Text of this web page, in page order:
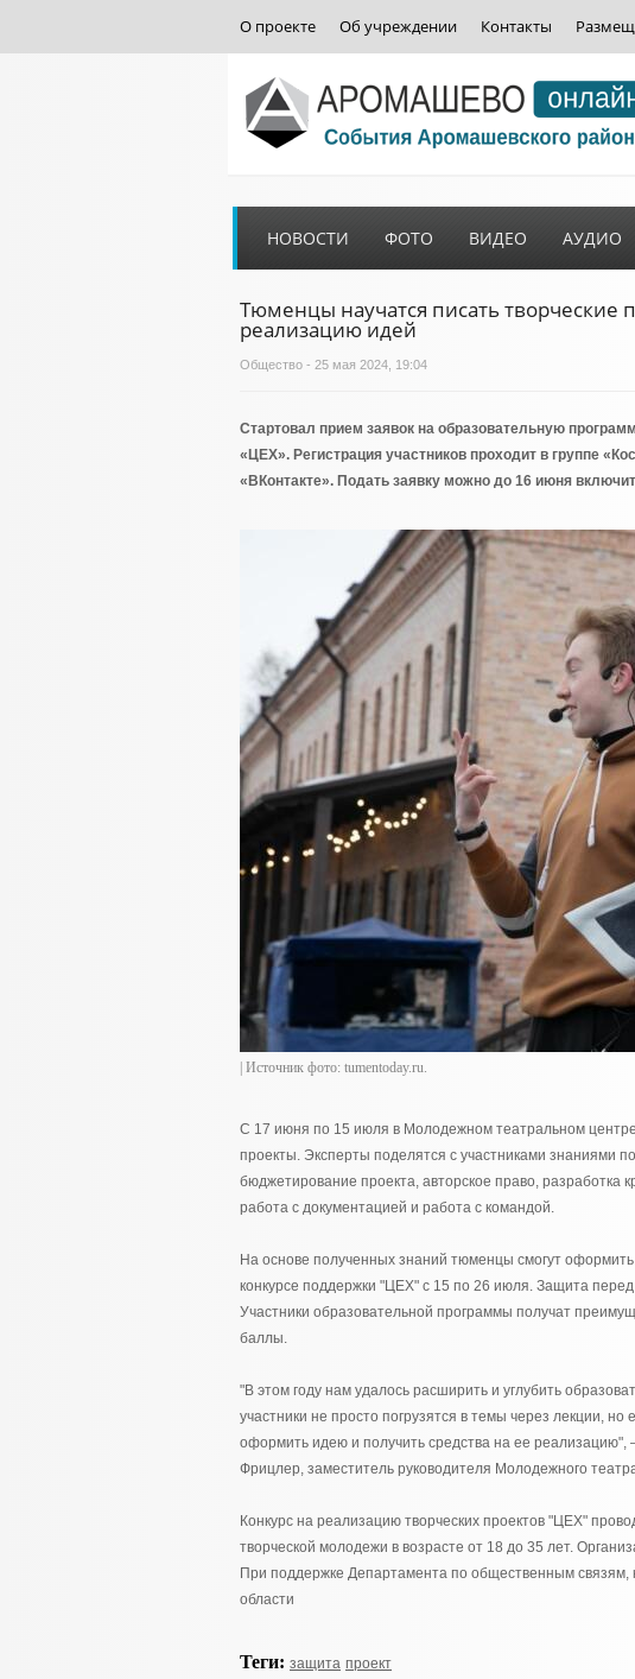
О проекте Об учреждении Контакты
НОВОСТИ ФОТО ВИДЕО АУДИО
Тюменцы научатся писать творческие
реализацию идей
Общество - 25 мая 2024, 19:04
Стартовал прием заявок на образовательную
«ЦЕХ». Регистрация участников проходит в группе
«ВКонтакте». Подать заявку можно до 16 июня
| Источник фото: tumentoday.ru.
С 17 июня по 15 июля в Молодежном театральном
проекты. Эксперты поделятся с участниками знаниями
бюджетирование проекта, авторское право, разработка
работа с документацией и работа с командой.
На основе полученных знаний тюменцы смогут
конкурсе поддержки "ЦЕХ" с 15 по 26 июля. Защита
Участники образовательной программы получат
баллы.
"В этом году нам удалось расширить и углубить
участники не просто погрузятся в темы через лекции,
оформить идею и получить средства на ее
Фрицлер, заместитель руководителя Молодежного
Конкурс на реализацию творческих проектов "ЦЕХ"
творческой молодежи в возрасте от 18 до 35 лет.
При поддержке Департамента по общественным
области
Теги: защита проект